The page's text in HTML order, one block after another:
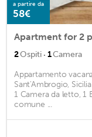
a partire da
58€
Apartment for 2
2Ospiti · 1Camera
Appartamento
Sant'Ambrogio,
1 Camera da letto, 1
comune ...